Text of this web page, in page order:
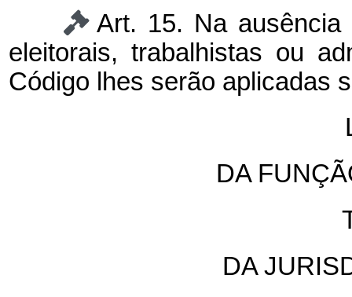
Art. 15. Na ausência
eleitorais, trabalhistas ou
Código lhes serão aplicadas
DA
DA